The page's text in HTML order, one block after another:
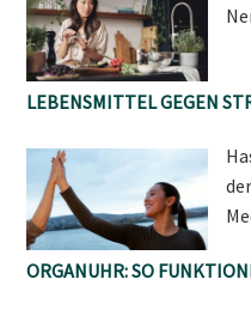
LEBENSMITTEL GEGEN
ORGANUHR: SO